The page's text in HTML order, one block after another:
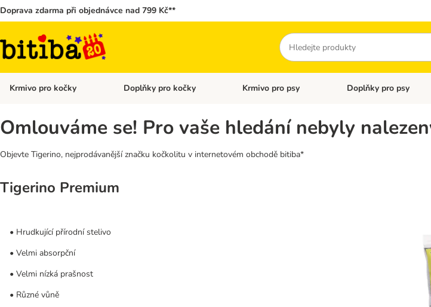
Doprava zdarma při objednávce nad 799 Kč**
Hledat
Krmivo pro kočky Otevřít menu: Krmivo pro kočky
Doplňky pro kočky Otevřít menu: Doplňky pro kočky
Krmivo pro psy Otevřít menu: Krmivo pro
Doplňky pro psy
Omlouváme se! Pro vaše hledání nebyly
Objevte Tigerino, nejprodávanější značku kočkolitu v internetovém obchodě bitiba*
Tigerino Premium
• Hrudkující přírodní stelivo
• Velmi absorpční
• Velmi nízká prašnost
• Různé vůně